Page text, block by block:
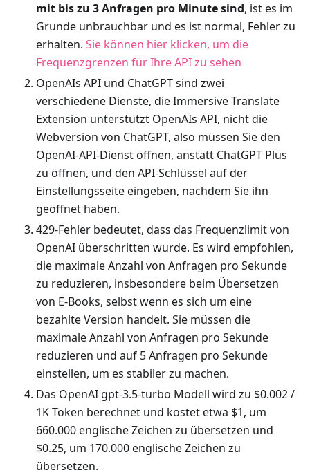
mit bis zu 3 Anfragen pro Minute sind, ist es im
Grunde unbrauchbar und es ist normal, Fehler zu
erhalten. Sie können hier klicken, um die
Frequenzgrenzen für Ihre API zu sehen
OpenAIs API und ChatGPT sind zwei
verschiedene Dienste, die Immersive Translate
Extension unterstützt OpenAIs API, nicht die
Webversion von ChatGPT, also müssen Sie den
OpenAI-API-Dienst öffnen, anstatt ChatGPT Plus
zu öffnen, und den API-Schlüssel auf der
Einstellungsseite eingeben, nachdem Sie ihn
geöffnet haben.
429-Fehler bedeutet, dass das Frequenzlimit von
OpenAI überschritten wurde. Es wird empfohlen,
die maximale Anzahl von Anfragen pro Sekunde
zu reduzieren, insbesondere beim Übersetzen
von E-Books, selbst wenn es sich um eine
bezahlte Version handelt. Sie müssen die
maximale Anzahl von Anfragen pro Sekunde
reduzieren und auf 5 Anfragen pro Sekunde
einstellen, um es stabiler zu machen.
Das OpenAI gpt-3.5-turbo Modell wird zu $0.002 /
1K Token berechnet und kostet etwa $1, um
660.000 englische Zeichen zu übersetzen und
$0.25, um 170.000 englische Zeichen zu
übersetzen.